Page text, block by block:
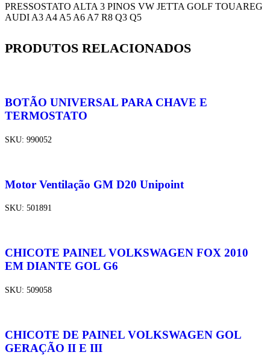
PRESSOSTATO ALTA 3 PINOS VW JETTA GOLF TOUAREG
AUDI A3 A4 A5 A6 A7 R8 Q3 Q5
PRODUTOS RELACIONADOS
BOTÃO UNIVERSAL PARA CHAVE E
TERMOSTATO
SKU: 990052
Motor Ventilação GM D20 Unipoint
SKU: 501891
CHICOTE PAINEL VOLKSWAGEN FOX 2010
EM DIANTE GOL G6
SKU: 509058
CHICOTE DE PAINEL VOLKSWAGEN GOL
GERAÇÃO II E III